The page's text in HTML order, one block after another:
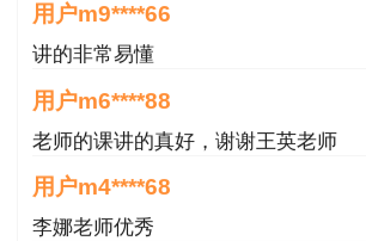
邮寄服务电话：2166733
附件：
1.2023年度丹东市一级造价工
考试合格人员名单
用户m9****66
讲的非常易懂
用户m6****88
老师的课讲的真好，谢谢王英老师
用户m4****68
李娜老师优秀